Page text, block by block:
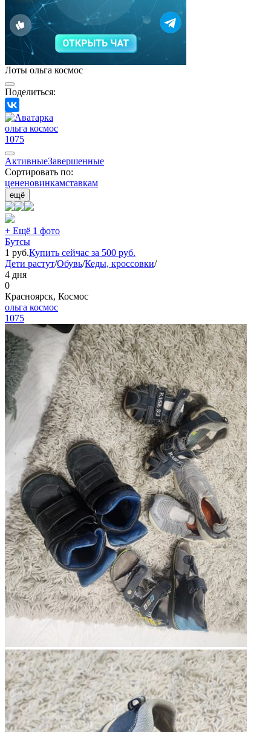
Лоты ольга космос
Поделиться:
ольга космос
1075
АктивныеЗавершенные
Сортировать по:
цененовинкамставкам
ещё
+ Ещё 1 фото
Бутсы
1 руб.Купить сейчас за 500 руб.
Дети растут/Обувь/Кеды, кроссовки/
4 дня
0
Красноярск, Космос
ольга космос
1075